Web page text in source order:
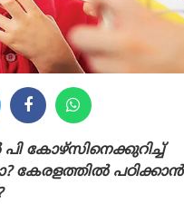
കോഴ്‌സിനെക്കുറിച്ച്
കേരളത്തിൽ പഠിക്കാൻ